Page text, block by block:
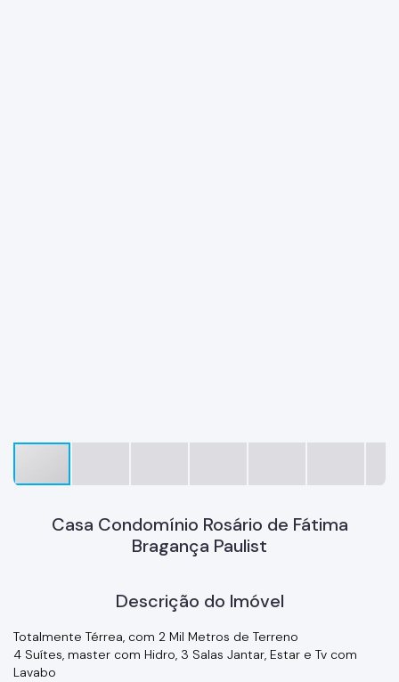
Casa Condomínio Rosário de Fátima
Bragança Paulist
Descrição do Imóvel
Totalmente Térrea, com 2 Mil Metros de Terreno
4 Suítes, master com Hidro, 3 Salas Jantar, Estar e Tv com
Lavabo